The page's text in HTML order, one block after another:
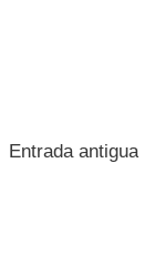
Entrada antigua